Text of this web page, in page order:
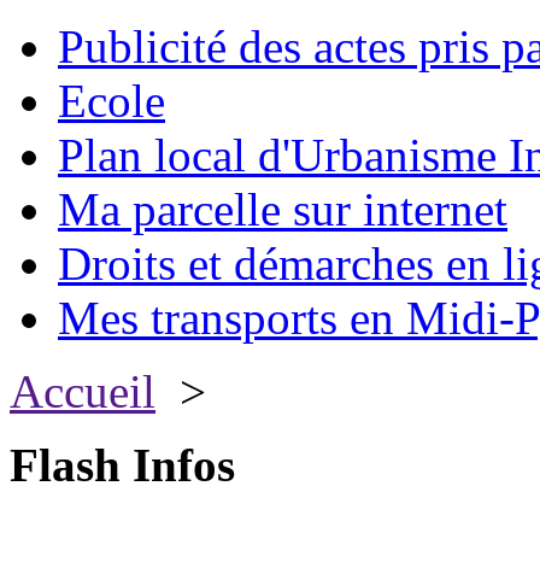
Publicité des actes pris
Ecole
Plan local d'Urbanisme
Ma parcelle sur internet
Droits et démarches en
Mes transports en Midi-
Accueil >
Flash Infos